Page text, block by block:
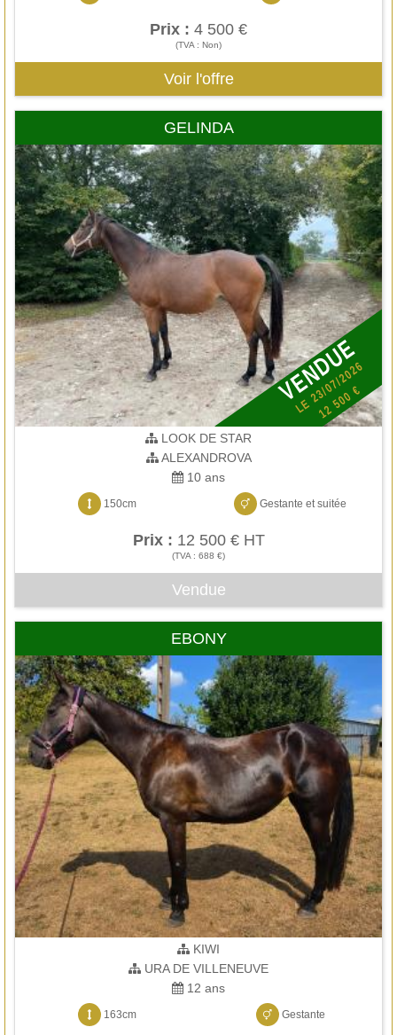
Prix : 4 500 €
(TVA : Non)
Voir l'offre
GELINDA
VENDUE
LE 23/07/2026
12 500 €
LOOK DE STAR
ALEXANDROVA
10 ans
150cm Gestante et suitée
Prix : 12 500 € HT
(TVA : 688 €)
Vendue
EBONY
KIWI
URA DE VILLENEUVE
12 ans
163cm Gestante